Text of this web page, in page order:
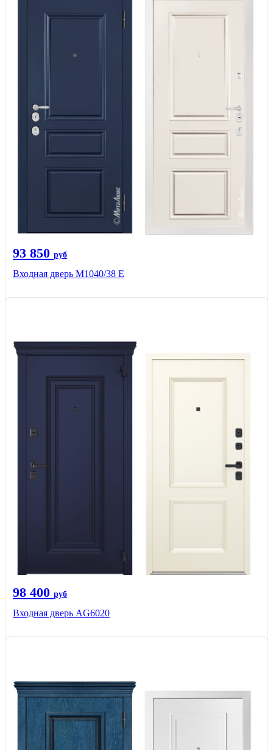
93 850 руб
Входная дверь М1040/38 Е
98 400 руб
Входная дверь AG6020